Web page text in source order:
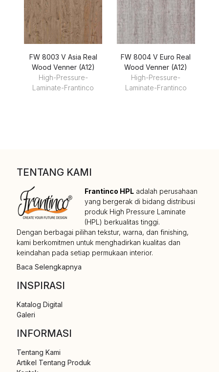
FW 8003 V Asia Real
Wood Venner (A12)
High-Pressure-
Laminate-Frantinco
FW 8004 V Euro Real
Wood Venner (A12)
High-Pressure-
Laminate-Frantinco
TENTANG KAMI
Frantinco HPL adalah perusahaan
yang bergerak di bidang distribusi
produk High Pressure Laminate
(HPL) berkualitas tinggi.
Dengan berbagai pilihan tekstur, warna, dan finishing,
kami berkomitmen untuk menghadirkan kualitas dan
keindahan pada setiap permukaan interior.
Baca Selengkapnya
INSPIRASI
Katalog Digital
Galeri
INFORMASI
Tentang Kami
Artikel Tentang Produk